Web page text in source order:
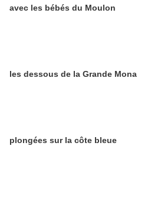
avec les bébés du Moulon
les dessous de la Grande Mona
plongées sur la côte bleue